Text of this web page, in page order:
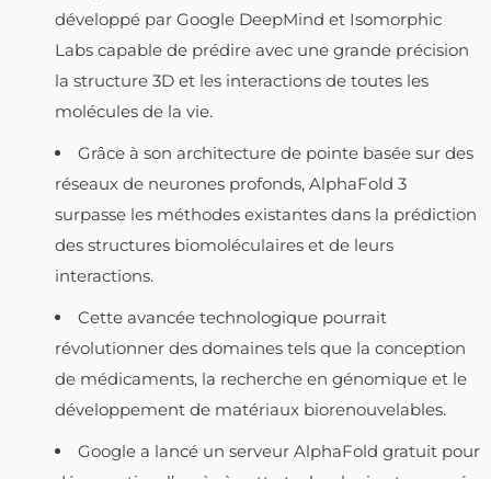
développé par Google DeepMind et Isomorphic
Labs capable de prédire avec une grande précision
la structure 3D et les interactions de toutes les
molécules de la vie.
Grâce à son architecture de pointe basée sur des
réseaux de neurones profonds, AlphaFold 3
surpasse les méthodes existantes dans la prédiction
des structures biomoléculaires et de leurs
interactions.
Cette avancée technologique pourrait
révolutionner des domaines tels que la conception
de médicaments, la recherche en génomique et le
développement de matériaux biorenouvelables.
Google a lancé un serveur AlphaFold gratuit pour